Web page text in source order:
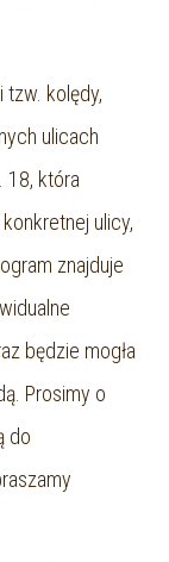
kolędy,
ulicach
18, która
ulicy,
znajduje
będzie mogła
Prosimy o
do